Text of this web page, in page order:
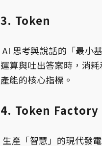
3. Token
AI 思考與說話的「最小
運算與吐出答案時，消
產能的核心指標。
4. Token Factory
生產「智慧」的現代發